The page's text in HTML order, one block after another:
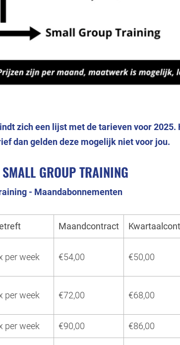
zich een lijst met de tarieven voor
dan gelden deze mogelijk niet voor jou.
GROUP TRAINING
- Maandabonnementen
Maandcontract
per week €54,00 €50,00
per week €72,00 €68,00
per week €90,00 €86,00